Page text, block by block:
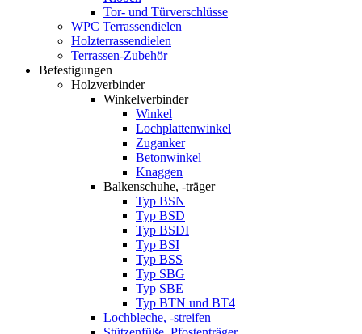
Tor- und Türverschlüsse
WPC Terrassendielen
Holzterrassendielen
Terrassen-Zubehör
Befestigungen
Holzverbinder
Winkelverbinder
Winkel
Lochplattenwinkel
Zuganker
Betonwinkel
Knaggen
Balkenschuhe, -träger
Typ BSN
Typ BSD
Typ BSDI
Typ BSI
Typ BSS
Typ SBG
Typ SBE
Typ BTN und BT4
Lochbleche, -streifen